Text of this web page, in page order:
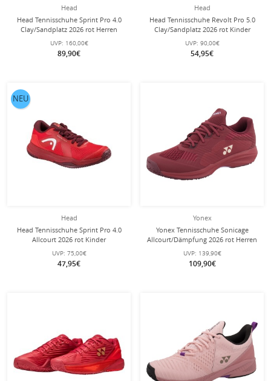
Head
Head Tennisschuhe Sprint Pro 4.0
Clay/Sandplatz 2026 rot Herren
UVP: 160,00€
89,90€
Head
Head Tennisschuhe Revolt Pro 5.0
Clay/Sandplatz 2026 rot Kinder
UVP: 90,00€
54,95€
Head
Head Tennisschuhe Sprint Pro 4.0
Allcourt 2026 rot Kinder
UVP: 75,00€
47,95€
NEU
Yonex
Yonex Tennisschuhe Sonicage
Allcourt/Dämpfung 2026 rot Herren
UVP: 139,90€
109,90€